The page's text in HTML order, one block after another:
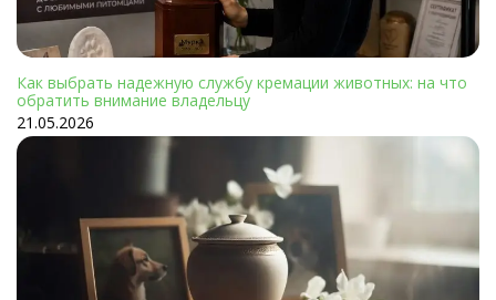
Как выбрать надежную службу кремации животных: на что
обратить внимание владельцу
21.05.2026